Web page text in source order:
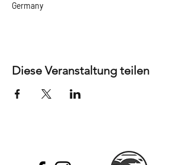
Germany
Diese Veranstaltung teilen